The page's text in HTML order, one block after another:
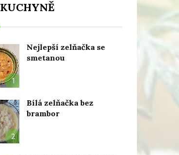
KUCHYNĚ
1
Nejlepší zelňačka se
smetanou
2
Bílá zelňačka bez
brambor